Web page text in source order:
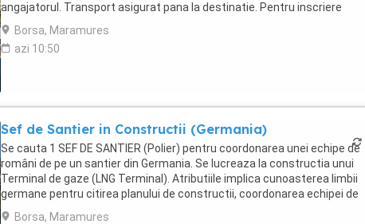
angajatorul. Transport asigurat pana la destinatie. Pentru inscriere
sunati la ...
Borsa, Maramures
azi 10:50
Sef de Santier in Constructii (Germania)
Se cauta 1 SEF DE SANTIER (Polier) pentru coordonarea unei echipe de
români de pe un santier din Germania. Se lucreaza la constructia unui
Terminal de gaze (LNG Terminal). Atributiile implica cunoasterea limbii
germane pentru citirea planului de constructii, coordonarea echipei de
români, formarea ...
Borsa, Maramures